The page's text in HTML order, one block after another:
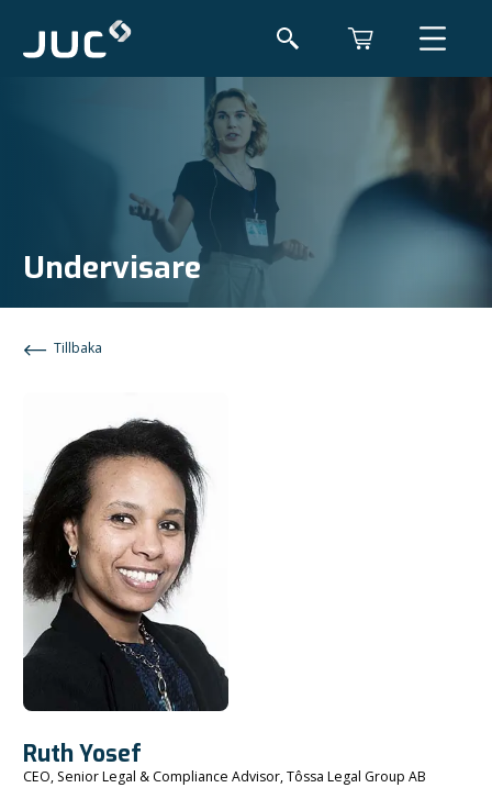
Undervisare
Tillbaka
Ruth Yosef
CEO, Senior Legal & Compliance Advisor, Tôssa Legal Group AB